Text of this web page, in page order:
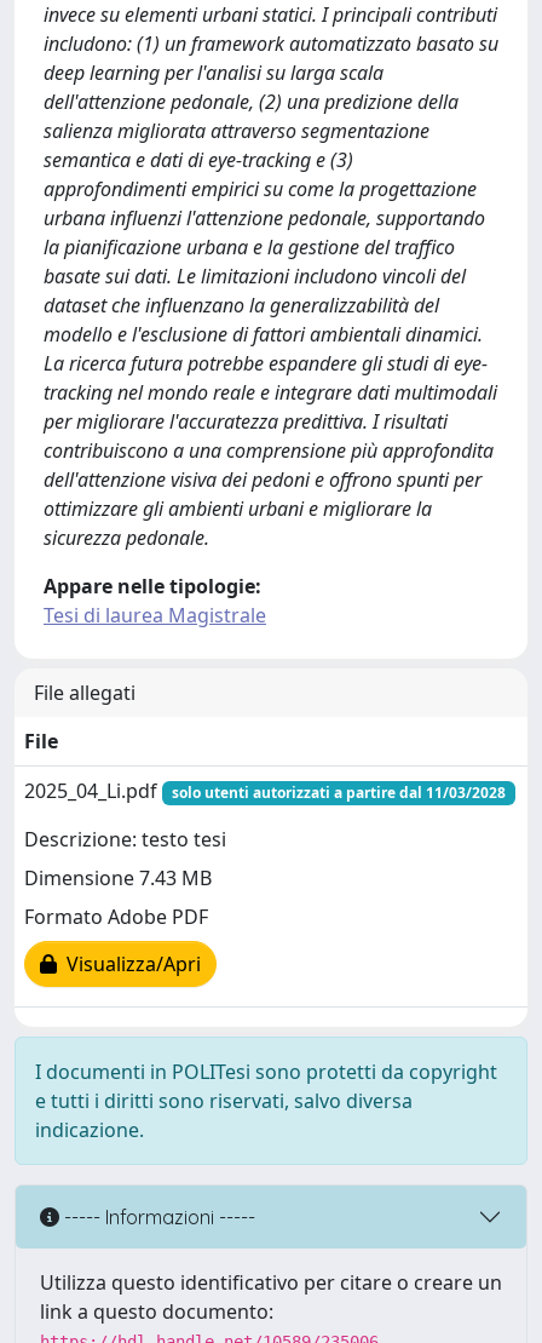
invece su elementi urbani statici. I principali contributi
includono: (1) un framework automatizzato basato su
deep learning per l'analisi su larga scala
dell'attenzione pedonale, (2) una predizione della
salienza migliorata attraverso segmentazione
semantica e dati di eye-tracking e (3)
approfondimenti empirici su come la progettazione
urbana influenzi l'attenzione pedonale, supportando
la pianificazione urbana e la gestione del traffico
basate sui dati. Le limitazioni includono vincoli del
dataset che influenzano la generalizzabilità del
modello e l'esclusione di fattori ambientali dinamici.
La ricerca futura potrebbe espandere gli studi di eye-
tracking nel mondo reale e integrare dati multimodali
per migliorare l'accuratezza predittiva. I risultati
contribuiscono a una comprensione più approfondita
dell'attenzione visiva dei pedoni e offrono spunti per
ottimizzare gli ambienti urbani e migliorare la
sicurezza pedonale.
Appare nelle tipologie:
Tesi di laurea Magistrale
File allegati
File
2025_04_Li.pdf
solo utenti autorizzati a partire dal 11/03/2028
Descrizione: testo tesi
Dimensione 7.43 MB
Formato Adobe PDF
Visualizza/Apri
I documenti in POLITesi sono protetti da copyright
e tutti i diritti sono riservati, salvo diversa
indicazione.
----- Informazioni -----
Utilizza questo identificativo per citare o creare un
link a questo documento: